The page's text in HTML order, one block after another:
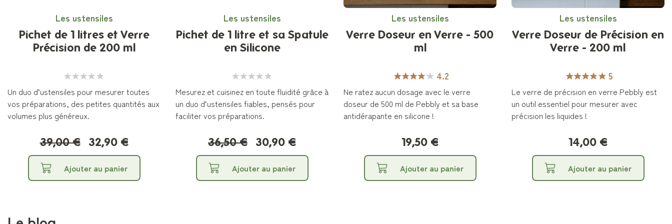
Les ustensiles
Pichet de 1 litres et Verre
Précision de 200 ml
Un duo d’ustensiles pour mesurer toutes
vos préparations, des petites quantités aux
volumes plus généreux.
39,00 € 32,90 €
Ajouter au panier
Les ustensiles
Pichet de 1 litre et sa Spatule
en Silicone
Mesurez et cuisinez en toute fluidité grâce à
un duo d’ustensiles fiables, pensés pour
faciliter vos préparations.
36,50 € 30,90 €
Ajouter au panier
Les ustensiles
Verre Doseur en Verre - 500
ml
4.2
Ne ratez aucun dosage avec le verre
doseur de 500 ml de Pebbly et sa base
antidérapante en silicone !
19,50 €
Ajouter au panier
Les ustensiles
Verre Doseur de Précision en
Verre - 200 ml
5
Le verre de précision en verre Pebbly est
un outil essentiel pour mesurer avec
précision les liquides !
14,00 €
Ajouter au panier